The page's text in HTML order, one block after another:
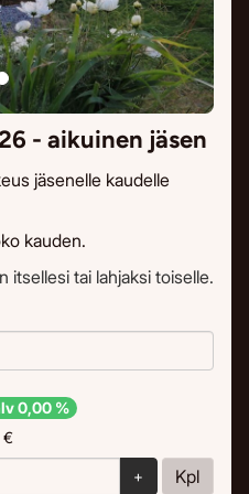
- aikuinen jäsen
jäsenelle kaudelle
kauden.
itsellesi tai lahjaksi toiselle.
0,00 %
€
+ Kpl